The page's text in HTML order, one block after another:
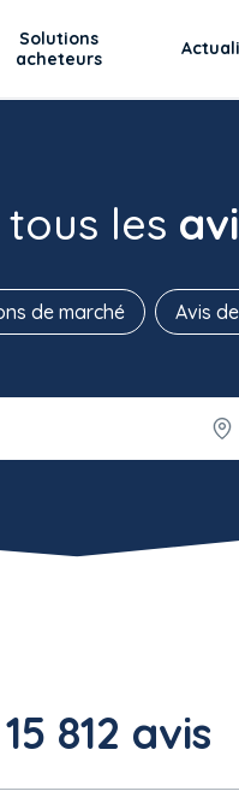
Solutions
acheteurs
les
de marché Avis
15 812 avis